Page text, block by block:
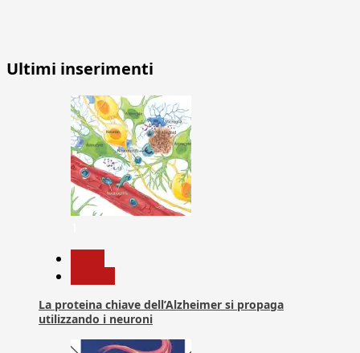
Ultimi inserimenti
La proteina chiave dell’Alzheimer si propaga
utilizzando i neuroni